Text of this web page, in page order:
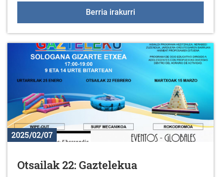
Berria irakurri
2025/02/07
Otsailak 22: Gaztelekua